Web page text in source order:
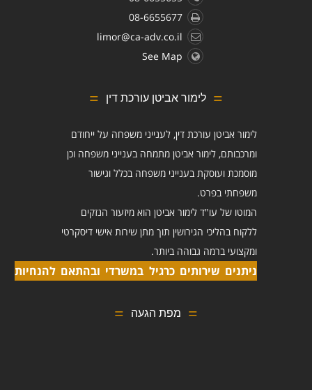
08-6655677
limor@ca-adv.co.il
See Map
לימור אביטן עורכת דין
לימור אביטן עורכת דין, לענייני משפחה על ייחודם
ומרכבותם, לימור אביטן מתמחה בענייני משפחה וכן
מוסמכת ועוסקת בענייני משפחה בכלל וגישור
משפחתי בפרט.
המוטו של עו"ד לימור אביטן הוא מיזעור הנזקים
ללקוח בהליכי הגירושין תוך מתן שירות אישי דיסקרטי
ומקצועי ברמה גבוהה ביותר.
ניתנים שירותים כרגיל במשרדי ובהתאם להנחיות
מפת הגעה